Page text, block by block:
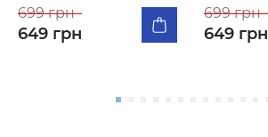
699 грн
649 грн
699 грн
649 грн